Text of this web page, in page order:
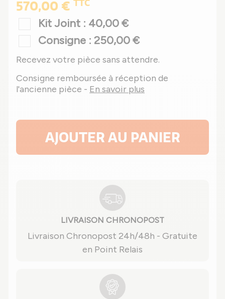
570,00 € TTC
Kit Joint : 40,00 €
Consigne : 250,00 €
Recevez votre pièce sans attendre.
Consigne remboursée à réception de
l'ancienne pièce - En savoir plus
AJOUTER AU PANIER
LIVRAISON CHRONOPOST
Livraison Chronopost 24h/48h - Gratuite
en Point Relais